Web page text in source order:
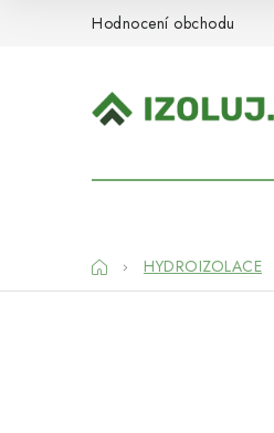
Hodnocení obchodu
DomůHYDROIZOLACE